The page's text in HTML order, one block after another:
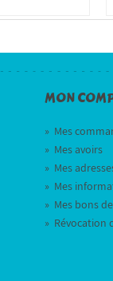
MON
» Mes
» Mes avoirs
» Mes
» Mes
» Mes bons
» Révocation